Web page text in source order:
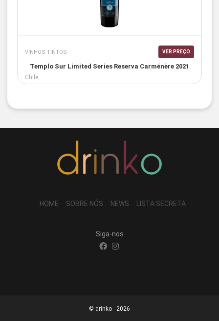
VINHOS TINTOS VER PREÇO
Templo Sur Limited Series Reserva Carménère 2021
Chile
HOME SOBRE NÓS NEWS LISTA SECRETA
Siga-nos
© drinko - 2026